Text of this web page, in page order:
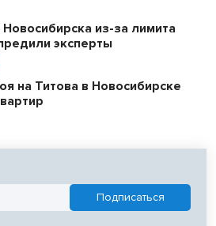
из-за лимита
эксперты
на Титова в Новосибирске